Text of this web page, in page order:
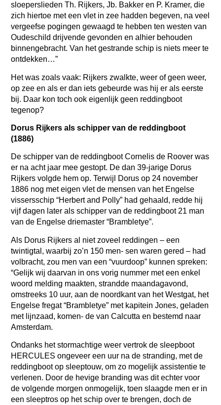
sloeperslieden Th. Rijkers, Jb. Bakker en P. Kramer, die
zich hiertoe met een vlet in zee hadden begeven, na veel
vergeefse pogingen gewaagd te hebben ten westen van
Oudeschild drijvende gevonden en alhier behouden
binnengebracht. Van het gestrande schip is niets meer te
ontdekken…”
Het was zoals vaak: Rijkers zwalkte, weer of geen weer,
op zee en als er dan iets gebeurde was hij er als eerste
bij. Daar kon toch ook eigenlijk geen reddingboot
tegenop?
Dorus Rijkers als schipper van de reddingboot
(1886)
De schipper van de reddingboot Cornelis de Roover was
er na acht jaar mee gestopt. De dan 39-jarige Dorus
Rijkers volgde hem op. Terwijl Dorus op 24 november
1886 nog met eigen vlet de mensen van het Engelse
vissersschip “Herbert and Polly” had gehaald, redde hij
vijf dagen later als schipper van de reddingboot 21 man
van de Engelse driemaster “Brambletye”.
Als Dorus Rijkers al niet zoveel reddingen – een
twintigtal, waarbij zo’n 150 men- sen waren gered – had
volbracht, zou men van een “vuurdoop” kunnen spreken:
“Gelijk wij daarvan in ons vorig nummer met een enkel
woord melding maakten, strandde maandagavond,
omstreeks 10 uur, aan de noordkant van het Westgat, het
Engelse fregat “Brambletye” met kapitein Jones, geladen
met lijnzaad, komen- de van Calcutta en bestemd naar
Amsterdam.
Ondanks het stormachtige weer vertrok de sleepboot
HERCULES ongeveer een uur na de stranding, met de
reddingboot op sleeptouw, om zo mogelijk assistentie te
verlenen. Door de hevige branding was dit echter voor
de volgende morgen onmogelijk, toen slaagde men er in
een sleeptros op het schip over te brengen, doch de